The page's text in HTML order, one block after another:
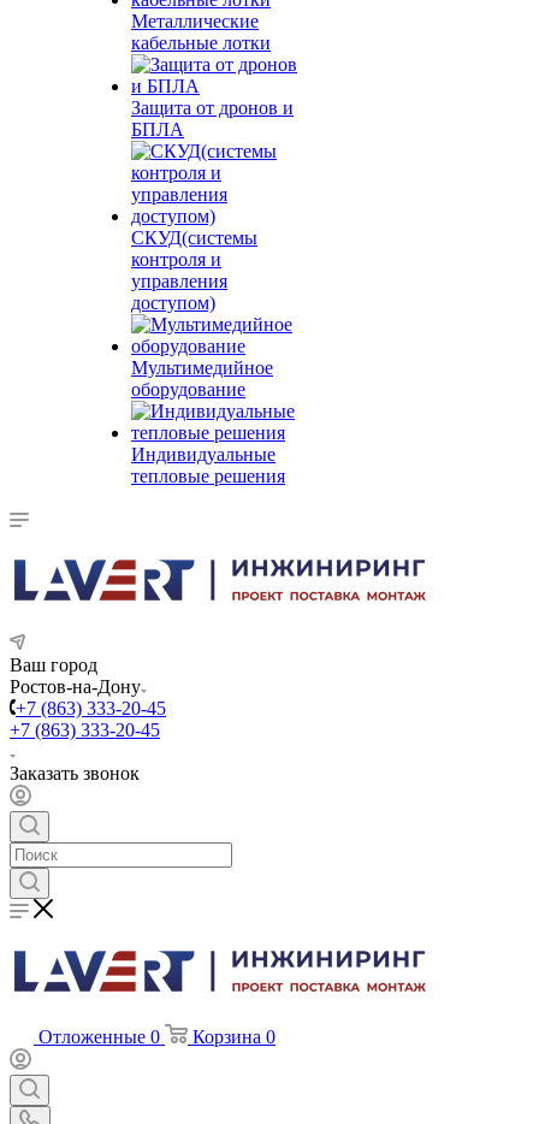
Металлические
кабельные лотки
Защита от дронов и
БПЛА
СКУД(системы
контроля и
управления
доступом)
Мультимедийное
оборудование
Индивидуальные
тепловые решения
Ваш город
Ростов-на-Дону
+7 (863) 333-20-45
+7 (863) 333-20-45
Заказать звонок
Отложенные 0 Корзина 0